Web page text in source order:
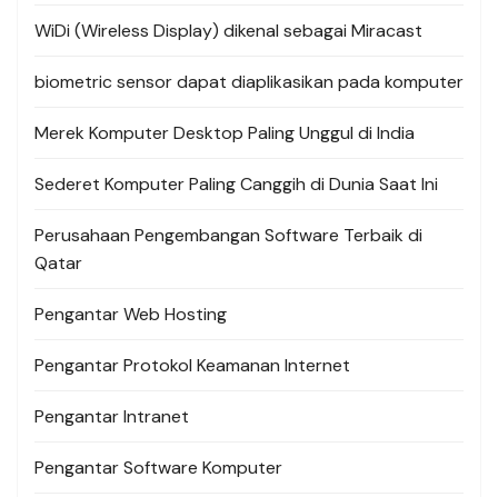
WiDi (Wireless Display) dikenal sebagai Miracast
biometric sensor dapat diaplikasikan pada komputer
Merek Komputer Desktop Paling Unggul di India
Sederet Komputer Paling Canggih di Dunia Saat Ini
Perusahaan Pengembangan Software Terbaik di
Qatar
Pengantar Web Hosting
Pengantar Protokol Keamanan Internet
Pengantar Intranet
Pengantar Software Komputer